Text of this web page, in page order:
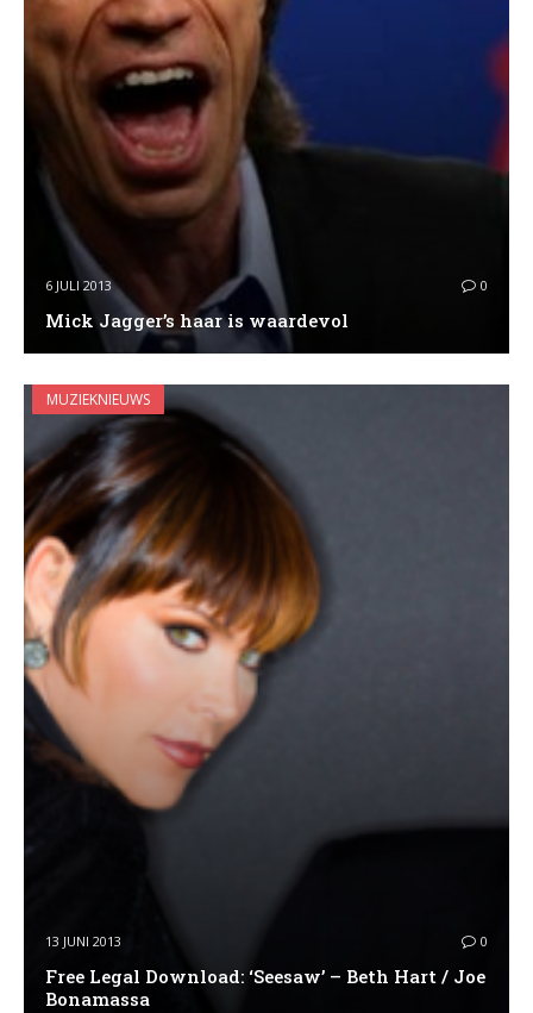
6 JULI 2013 0
Mick Jagger’s haar is waardevol
MUZIEKNIEUWS
13 JUNI 2013 0
Free Legal Download: ‘Seesaw’ – Beth Hart / Joe
Bonamassa